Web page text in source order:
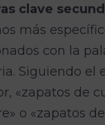
clave
más
con la
Siguiendo el
«zapatos de
o «zapatos